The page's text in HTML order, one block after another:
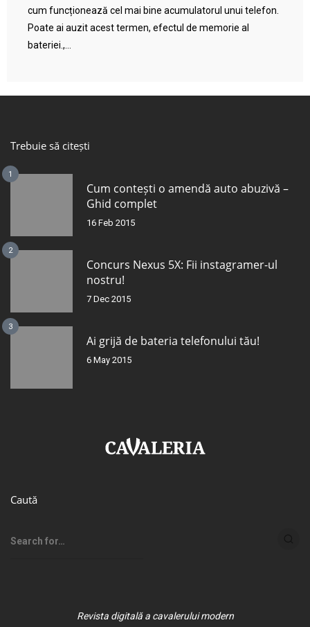
cum funcționează cel mai bine acumulatorul unui telefon.
Poate ai auzit acest termen, efectul de memorie al
bateriei.,...
Trebuie să citești
1
Cum contești o amendă auto abuzivă –
Ghid complet
16 Feb 2015
2
Concurs Nexus 5X: Fii instagramer-ul
nostru!
7 Dec 2015
3
Ai grijă de bateria telefonului tău!
6 May 2015
Caută
Revista digitală a cavalerului modern